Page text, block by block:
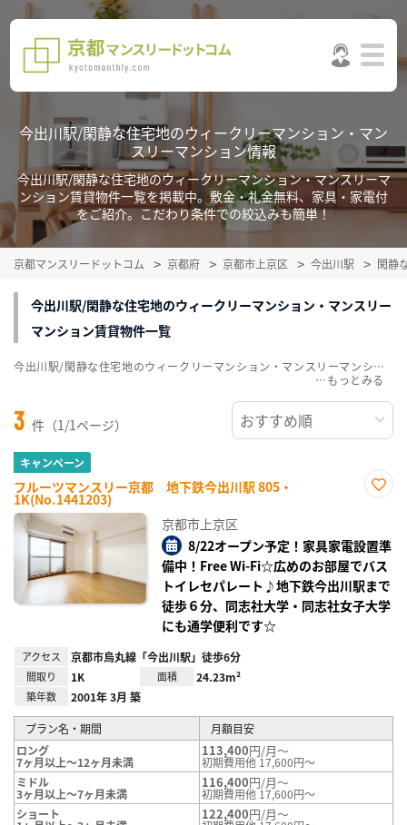
今出川駅/閑静な住宅地のウィークリーマンション・マン
スリーマンション情報
今出川駅/閑静な住宅地のウィークリーマンション・マンスリーマ
ンション賃貸物件一覧を掲載中。敷金・礼金無料、家具・家電付
をご紹介。こだわり条件での絞込みも簡単！
京都マンスリードットコム 京都府 京都市上京区 今出川駅 閑静
今出川駅/閑静な住宅地のウィークリーマンション・マンスリー
マンション賃貸物件一覧
3 件（1/1ページ）
キャンペーン
フルーツマンスリー京都 地下鉄今出川駅 805・
1K(No.1441203)
録
京都市上京区
8/22オープン予定！家具家電設置準
備中！Free Wi-Fi☆広めのお部屋でバス
トイレセパレート♪地下鉄今出川駅まで
徒歩６分、同志社大学・同志社女子大学
にも通学便利です☆
アクセス 京都市烏丸線「今出川駅」徒歩6分
間取り 1K 面積 24.23m²
築年数 2001年 3月 築
プラン名・期間
月額目安
ロング
7ヶ月以上～12ヶ月未満
113,400円/月～
初期費用他 17,600円～
ミドル
3ヶ月以上～7ヶ月未満
116,400円/月～
初期費用他 17,600円～
ショート
122,400円/月～
今出川駅/閑静な住宅地のウィークリーマンション・マンスリーマンション賃貸物件一覧を掲載中。敷金・礼金無料、家具・家電付をご紹介。こだわり条件での絞込みも簡単！
…